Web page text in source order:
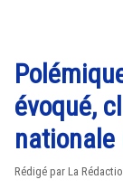
évoqué,
nationale
Rédigé par La